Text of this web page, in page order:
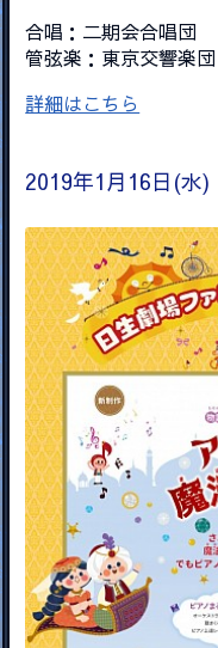
合唱：二期会合唱団
管弦楽：東京交響楽団
詳細はこちら
2019年1月16日(水)